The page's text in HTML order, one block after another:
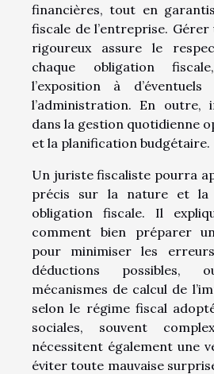
financières, tout en
fiscale de l’entreprise.
rigoureux assure le
chaque obligation
l’exposition à
l’administration. En outre,
dans la gestion quotidienne
et la planification budgétaire.
Un juriste fiscaliste pourra
précis sur la nature et la
obligation fiscale. Il
comment bien préparer
pour minimiser les
déductions possibles,
mécanismes de calcul de
selon le régime fiscal
sociales, souvent
nécessitent également une
éviter toute mauvaise